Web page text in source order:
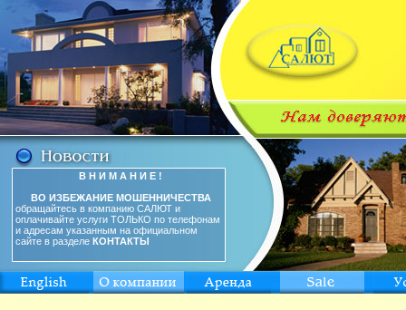
В Н И М А Н И Е !
ВО ИЗБЕЖАНИЕ МОШЕННИЧЕСТВА
обращайтесь в компанию САЛЮТ и
оплачивайте услуги ТОЛЬКО по телефонам
и адресам указанным на официальном
сайте в разделе КОНТАКТЫ